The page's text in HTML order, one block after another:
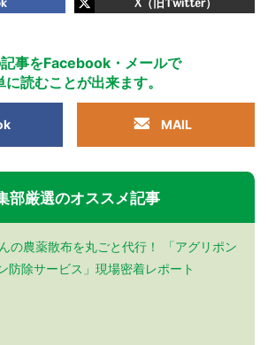
事をFacebook・メールで
に読むことが出来ます。
MAIL
部厳選のオススメ記事